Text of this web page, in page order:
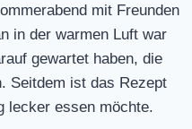
mit Freunden
in der warmen Luft war
gewartet haben, die
Seitdem ist das Rezept
lecker essen möchte.